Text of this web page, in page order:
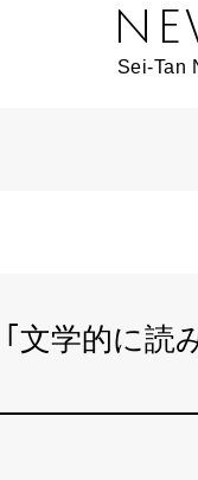
Sei-Tan
文学的に